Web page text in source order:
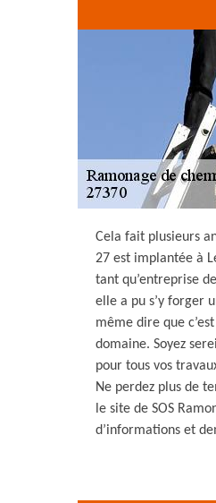
Cela fait plusieurs
27 est implantée à
tant qu’entreprise
elle a pu s’y forger
même dire que
domaine. Soyez
pour tous vos
Ne perdez plus de
le site de SOS
d’informations et